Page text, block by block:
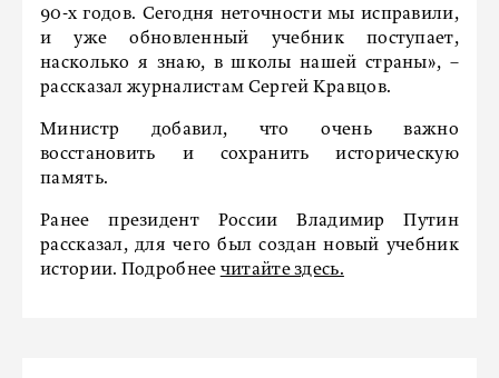
90-х годов. Сегодня неточности мы исправили,
и уже обновленный учебник поступает,
насколько я знаю, в школы нашей страны», –
рассказал журналистам Сергей Кравцов.
Министр добавил, что очень важно
восстановить и сохранить историческую
память.
Ранее президент России Владимир Путин
рассказал, для чего был создан новый учебник
истории. Подробнее читайте здесь.